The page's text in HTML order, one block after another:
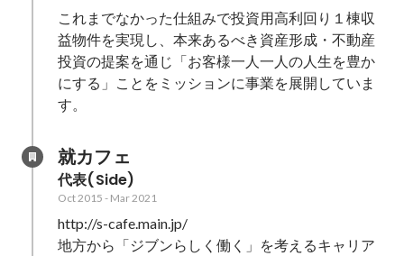
これまでなかった仕組みで投資用高利回り１棟収
益物件を実現し、本来あるべき資産形成・不動産
投資の提案を通じ「お客様一人一人の人生を豊か
にする」ことをミッションに事業を展開していま
す。
就カフェ
代表(Side)
Oct 2015 - Mar 2021
http://s-cafe.main.jp/
地方から「ジブンらしく働く」を考えるキャリア